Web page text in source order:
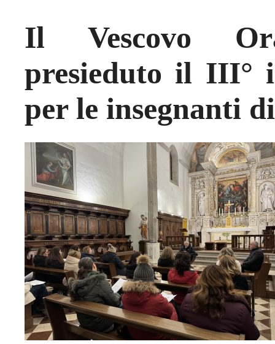
Il Vescovo
presieduto il III°
per le insegnanti